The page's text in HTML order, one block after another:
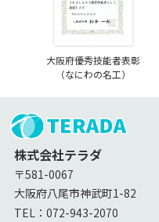
大阪府優秀技能者表彰
（なにわの名工）
株式会社テラダ
〒581-0067
大阪府八尾市神武町1-82
TEL：072-943-2070